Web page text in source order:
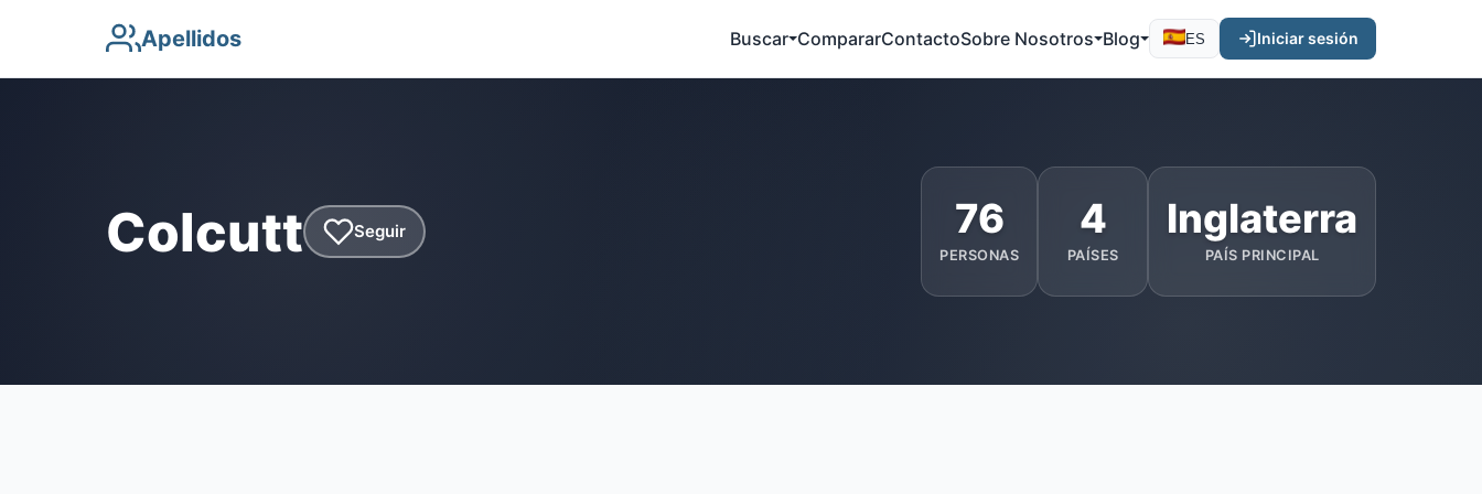
Apellidos Buscar CompararContactoSobre Nosotros Blog ES Iniciar sesión
Colcutt Seguir 76
PERSONAS
4
PAÍSES
Inglaterra
PAÍS PRINCIPAL